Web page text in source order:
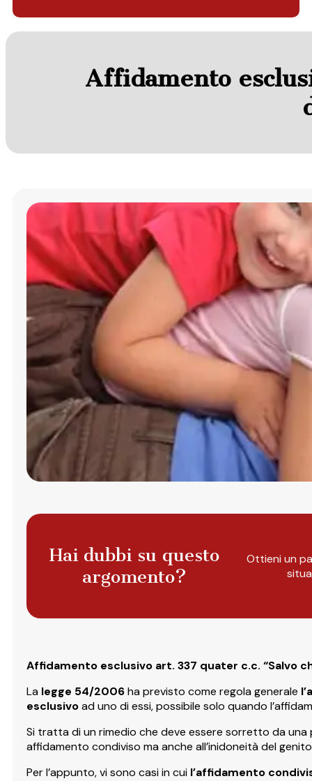
Affidamento
Hai dubbi su questo
argomento?
Ottieni un
Affidamento esclusivo art. 337 quater c.c. “Salvo
La legge 54/2006ha previsto come regola generale
esclusivoad uno di essi, possibile solo quando
Si tratta di un rimedio che deve essere sorretto da
affidamento condiviso ma anche all’inidoneità del
Per l’appunto, vi sono casi in cui l’affidamento